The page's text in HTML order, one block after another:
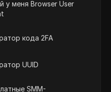
у меня Browser User
кода 2FA
UUID
SMM-
странице